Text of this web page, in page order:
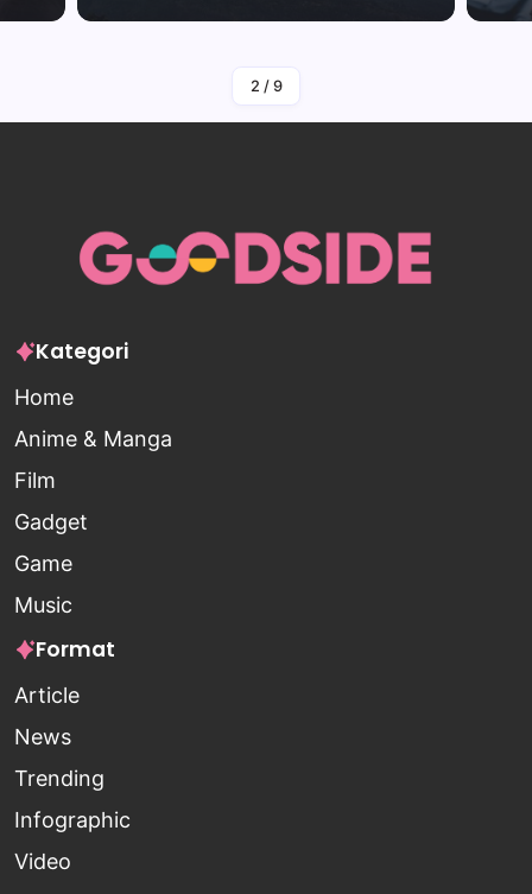
By Falah Malaika Az Zahra
2 / 9
Kategori
Home
Anime & Manga
Film
Gadget
Game
Music
Format
Article
News
Trending
Infographic
Video